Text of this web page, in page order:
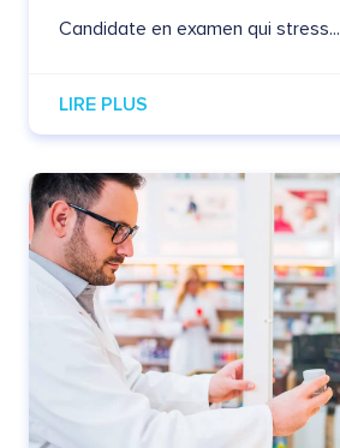
Candidate en examen qui stress...
LIRE PLUS